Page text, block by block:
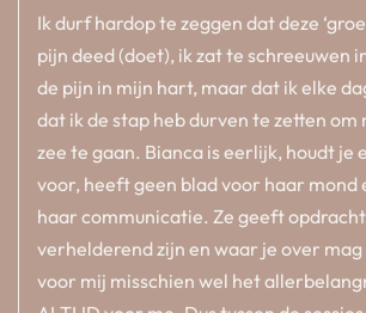
Ik durf hardop te zeggen dat deze
pijn deed (doet), ik zat te schreeuwen
de pijn in mijn hart, maar dat ik elke
dat ik de stap heb durven te zetten om
zee te gaan. Bianca is eerlijk, houdt je
voor, heeft geen blad voor haar mond
haar communicatie. Ze geeft
verhelderend zijn en waar je over
voor mij misschien wel het